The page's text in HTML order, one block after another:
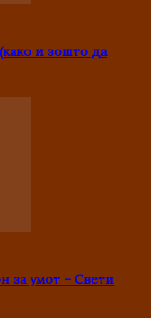
и зошто да
за умот – Свети